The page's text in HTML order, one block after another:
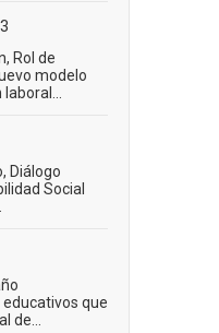
Rol de
modelo
Diálogo
Social
que
de...